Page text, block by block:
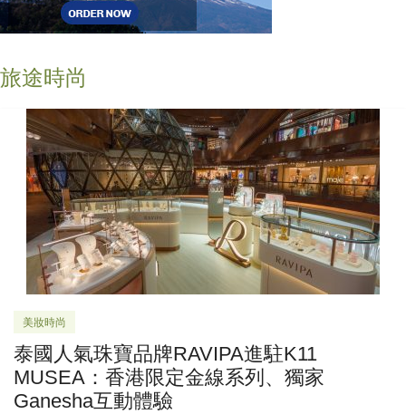
旅途時尚
美妝時尚
泰國人氣珠寶品牌RAVIPA進駐K11
MUSEA：香港限定金線系列、獨家
Ganesha互動體驗